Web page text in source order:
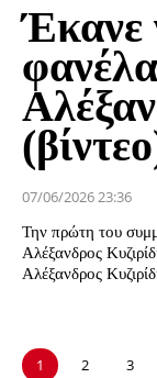
Έκανε
07/06/2026 23:36
Την πρώτη του
Αλέξανδρος
Αλέξανδρος
1 2 3